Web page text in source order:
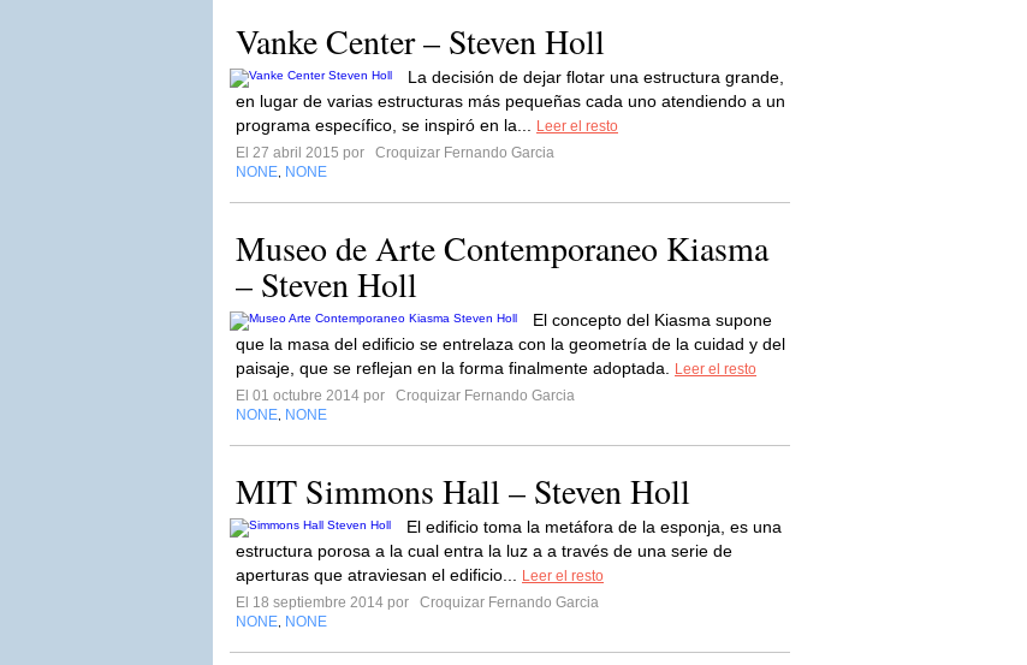
Vanke Center – Steven Holl
La decisión de dejar flotar una estructura grande,
en lugar de varias estructuras más pequeñas cada uno atendiendo a un
programa específico, se inspiró en la...
Leer el resto
El 27 abril 2015 por
Croquizar Fernando Garcia
NONE NONE
Museo de Arte Contemporaneo Kiasma
– Steven Holl
El concepto del Kiasma supone
que la masa del edificio se entrelaza con la geometría de la cuidad y del
paisaje, que se reflejan en la forma finalmente adoptada.
Leer el resto
El 01 octubre 2014 por
Croquizar Fernando Garcia
NONE NONE
MIT Simmons Hall – Steven Holl
El edificio toma la metáfora de la esponja, es una
estructura porosa a la cual entra la luz a a través de una serie de
aperturas que atraviesan el edificio...
Leer el resto
El 18 septiembre 2014 por
Croquizar Fernando Garcia
NONE NONE